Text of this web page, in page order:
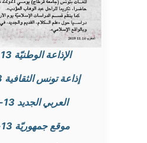
الإذاعة الوطنيّة 13-11-2019
إذاعة تونس الثقافية 13-11-2019
العربي الجديد 13-11-2019
موقع جمهوريّة 13-11-2019